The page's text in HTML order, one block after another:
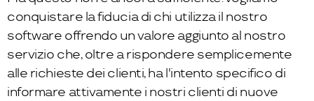
conquistare la fiducia di chi utilizza il nostro
software offrendo un valore aggiunto al nostro
servizio che, oltre a rispondere semplicemente
alle richieste dei clienti, ha l'intento specifico di
informare attivamente i nostri clienti di nuove